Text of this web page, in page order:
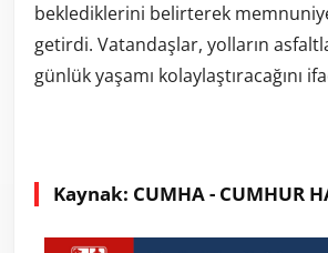
beklediklerini belirterek
getirdi. Vatandaşlar, yolların
günlük yaşamı kolaylaştıracağını
Kaynak: CUMHA - CUMHUR